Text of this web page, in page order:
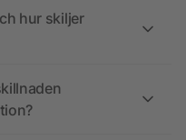
hur skiljer